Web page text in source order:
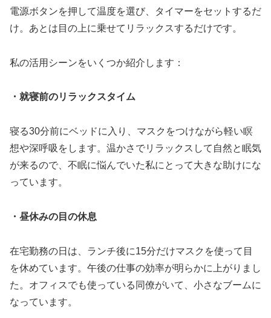
電源ボタンを押して温度を選び、タイマーをセットするだ
け。あとは目の上に乗せてリラックスするだけです。
私の活用シーンをいくつか紹介します：
・就寝前のリラックスタイム
寝る30分前にベッドに入り、マスクをつけながら軽い瞑
想や深呼吸をします。温かさでリラックスして自然と眠気
が来るので、不眠に悩んでいた私にとって大きな助けにな
っています。
・昼休みの目の休息
在宅勤務の日は、ランチ後に15分だけマスクを使って目
を休めています。午後の仕事の効率が明らかに上がりまし
た。オフィスでも使っている同僚がいて、小さなブームに
なっています。